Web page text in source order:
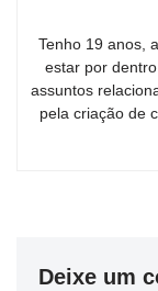
Tenho 19 anos,
estar por
assuntos
pela criação de
Deixe um